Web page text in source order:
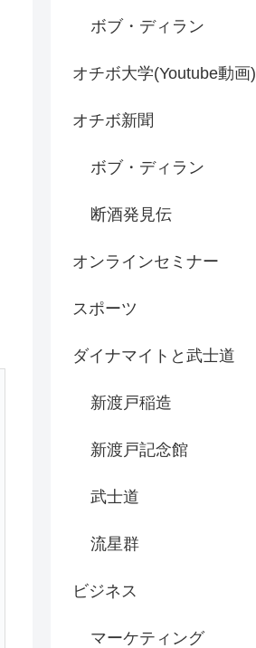
ボブ・ディラン
オチボ大学(Youtube動画)
オチボ新聞
ボブ・ディラン
断酒発見伝
オンラインセミナー
スポーツ
ダイナマイトと武士道
新渡戸稲造
新渡戸記念館
武士道
流星群
ビジネス
マーケティング